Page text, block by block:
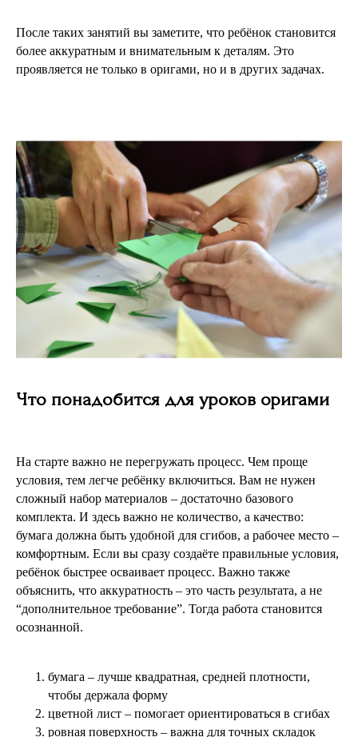
После таких занятий вы заметите, что ребёнок становится
более аккуратным и внимательным к деталям. Это
проявляется не только в оригами, но и в других задачах.
Что понадобится для уроков оригами
На старте важно не перегружать процесс. Чем проще
условия, тем легче ребёнку включиться. Вам не нужен
сложный набор материалов – достаточно базового
комплекта. И здесь важно не количество, а качество:
бумага должна быть удобной для сгибов, а рабочее место –
комфортным. Если вы сразу создаёте правильные условия,
ребёнок быстрее осваивает процесс. Важно также
объяснить, что аккуратность – это часть результата, а не
“дополнительное требование”. Тогда работа становится
осознанной.
бумага – лучше квадратная, средней плотности,
чтобы держала форму
цветной лист – помогает ориентироваться в сгибах
ровная поверхность – важна для точных складок